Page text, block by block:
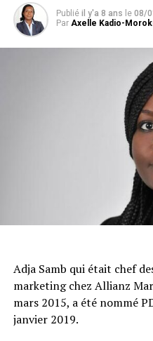
Publié il y'a 8 ans le 08/
Par Axelle Kadio-
Adja Samb qui était chef
marketing chez Allianz
mars 2015, a été nommé
janvier 2019.